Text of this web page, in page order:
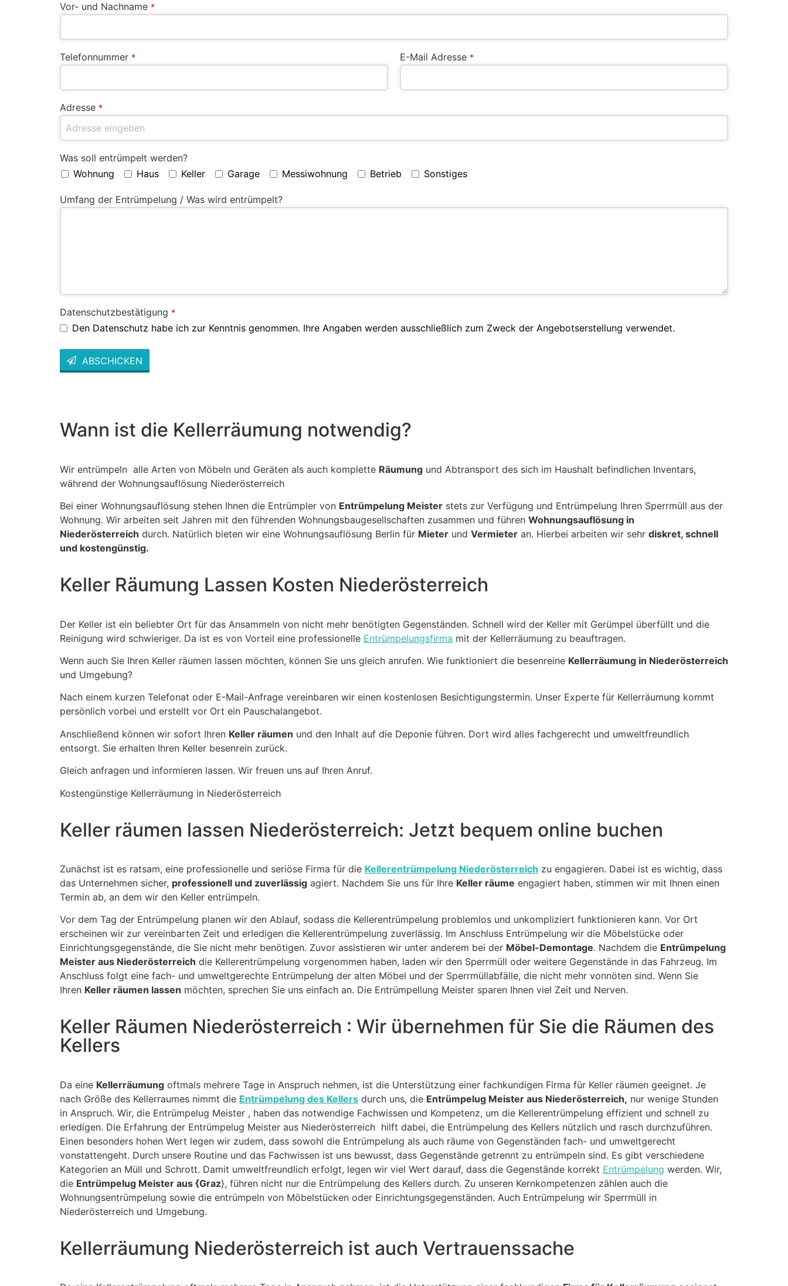
Vor- und Nachname *
Telefonnummer * E-Mail Adresse *
Adresse *
Was soll entrümpelt werden?
Wohnung
Haus Keller Garage Messiwohnung Betrieb Sonstiges
Umfang der Entrümpelung / Was wird entrümpelt?
Datenschutzbestätigung *
Den Datenschutz habe ich zur Kenntnis genommen. Ihre Angaben werden ausschließlich zum Zweck der Angebotserstellung verwendet.
ABSCHICKEN
blank
Wann ist die Kellerräumung notwendig?
Wir entrümpeln alle Arten von Möbeln und Geräten als auch komplette Räumung und Abtransport des sich im Haushalt befindlichen Inventars,
während der Wohnungsauflösung Niederösterreich
Bei einer Wohnungsauflösung stehen Ihnen die Entrümpler von Entrümpelung Meister stets zur Verfügung und Entrümpelung Ihren Sperrmüll aus der
Wohnung. Wir arbeiten seit Jahren mit den führenden Wohnungsbaugesellschaften zusammen und führen Wohnungsauflösung in
Niederösterreich durch. Natürlich bieten wir eine Wohnungsauflösung Berlin für Mieter und Vermieter an. Hierbei arbeiten wir sehr diskret, schnell
und kostengünstig.
Keller Räumung Lassen Kosten Niederösterreich
Der Keller ist ein beliebter Ort für das Ansammeln von nicht mehr benötigten Gegenständen. Schnell wird der Keller mit Gerümpel überfüllt und die
Reinigung wird schwieriger. Da ist es von Vorteil eine professionelle Entrümpelungsfirma mit der Kellerräumung zu beauftragen.
Wenn auch Sie Ihren Keller räumen lassen möchten, können Sie uns gleich anrufen. Wie funktioniert die besenreine Kellerräumung in Niederösterreich
und Umgebung?
Nach einem kurzen Telefonat oder E-Mail-Anfrage vereinbaren wir einen kostenlosen Besichtigungstermin. Unser Experte für Kellerräumung kommt
persönlich vorbei und erstellt vor Ort ein Pauschalangebot.
Anschließend können wir sofort Ihren Keller räumen und den Inhalt auf die Deponie führen. Dort wird alles fachgerecht und umweltfreundlich
entsorgt. Sie erhalten Ihren Keller besenrein zurück.
Gleich anfragen und informieren lassen. Wir freuen uns auf Ihren Anruf.
Kostengünstige Kellerräumung in Niederösterreich
Keller räumen lassen Niederösterreich: Jetzt bequem online buchen
Zunächst ist es ratsam, eine professionelle und seriöse Firma für die Kellerentrümpelung Niederösterreich zu engagieren. Dabei ist es wichtig, dass
das Unternehmen sicher, professionell und zuverlässig agiert. Nachdem Sie uns für Ihre Keller räume engagiert haben, stimmen wir mit Ihnen einen
Termin ab, an dem wir den Keller entrümpeln.
Vor dem Tag der Entrümpelung planen wir den Ablauf, sodass die Kellerentrümpelung problemlos und unkompliziert funktionieren kann. Vor Ort
erscheinen wir zur vereinbarten Zeit und erledigen die Kellerentrümpelung zuverlässig. Im Anschluss Entrümpelung wir die Möbelstücke oder
Einrichtungsgegenstände, die Sie nicht mehr benötigen. Zuvor assistieren wir unter anderem bei der Möbel-Demontage. Nachdem die Entrümpelung
Meister aus Niederösterreich die Kellerentrümpelung vorgenommen haben, laden wir den Sperrmüll oder weitere Gegenstände in das Fahrzeug. Im
Anschluss folgt eine fach- und umweltgerechte Entrümpelung der alten Möbel und der Sperrmüllabfälle, die nicht mehr vonnöten sind. Wenn Sie
Ihren Keller räumen lassen möchten, sprechen Sie uns einfach an. Die Entrümpellung Meister sparen Ihnen viel Zeit und Nerven.
Keller Räumen Niederösterreich : Wir übernehmen für Sie die Räumen des
Kellers
Da eine Kellerräumung oftmals mehrere Tage in Anspruch nehmen, ist die Unterstützung einer fachkundigen Firma für Keller räumen geeignet. Je
nach Größe des Kellerraumes nimmt die Entrümpelung des Kellers durch uns, die Entrümpelug Meister aus Niederösterreich, nur wenige Stunden
in Anspruch. Wir, die Entrümpelug Meister , haben das notwendige Fachwissen und Kompetenz, um die Kellerentrümpelung effizient und schnell zu
erledigen. Die Erfahrung der Entrümpelug Meister aus Niederösterreich hilft dabei, die Entrümpelung des Kellers nützlich und rasch durchzuführen.
Einen besonders hohen Wert legen wir zudem, dass sowohl die Entrümpelung als auch räume von Gegenständen fach- und umweltgerecht
vonstattengeht. Durch unsere Routine und das Fachwissen ist uns bewusst, dass Gegenstände getrennt zu entrümpeln sind. Es gibt verschiedene
Kategorien an Müll und Schrott. Damit umweltfreundlich erfolgt, legen wir viel Wert darauf, dass die Gegenstände korrekt Entrümpelung werden. Wir,
die Entrümpelug Meister aus {Graz}, führen nicht nur die Entrümpelung des Kellers durch. Zu unseren Kernkompetenzen zählen auch die
Wohnungsentrümpelung sowie die entrümpeln von Möbelstücken oder Einrichtungsgegenständen. Auch Entrümpelung wir Sperrmüll in
Niederösterreich und Umgebung.
Kellerräumung Niederösterreich ist auch Vertrauenssache